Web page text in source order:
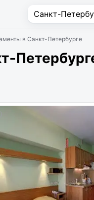
в Санкт-Петербурге